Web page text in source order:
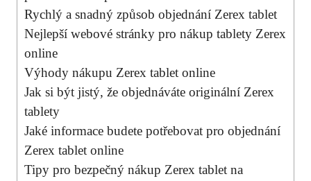
Rychlý a snadný způsob objednání Zerex tablet
Nejlepší webové stránky pro nákup tablety Zerex
online
Výhody nákupu Zerex tablet online
Jak si být jistý, že objednáváte originální Zerex
tablety
Jaké informace budete potřebovat pro objednání
Zerex tablet online
Tipy pro bezpečný nákup Zerex tablet na